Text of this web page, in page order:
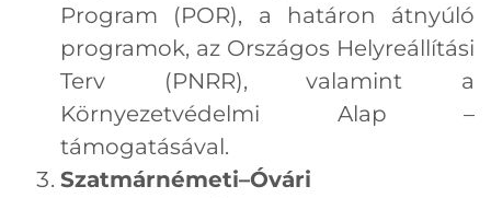
Program (POR), a határon átnyúló
programok, az Országos Helyreállítási
Terv (PNRR), valamint a
Környezetvédelmi Alap –
támogatásával.
Szatmárnémeti–Óvári